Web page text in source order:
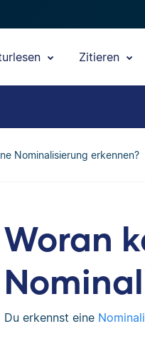
Zitieren
Nominalisierung erkennen?
Woran
Du erkennst eine